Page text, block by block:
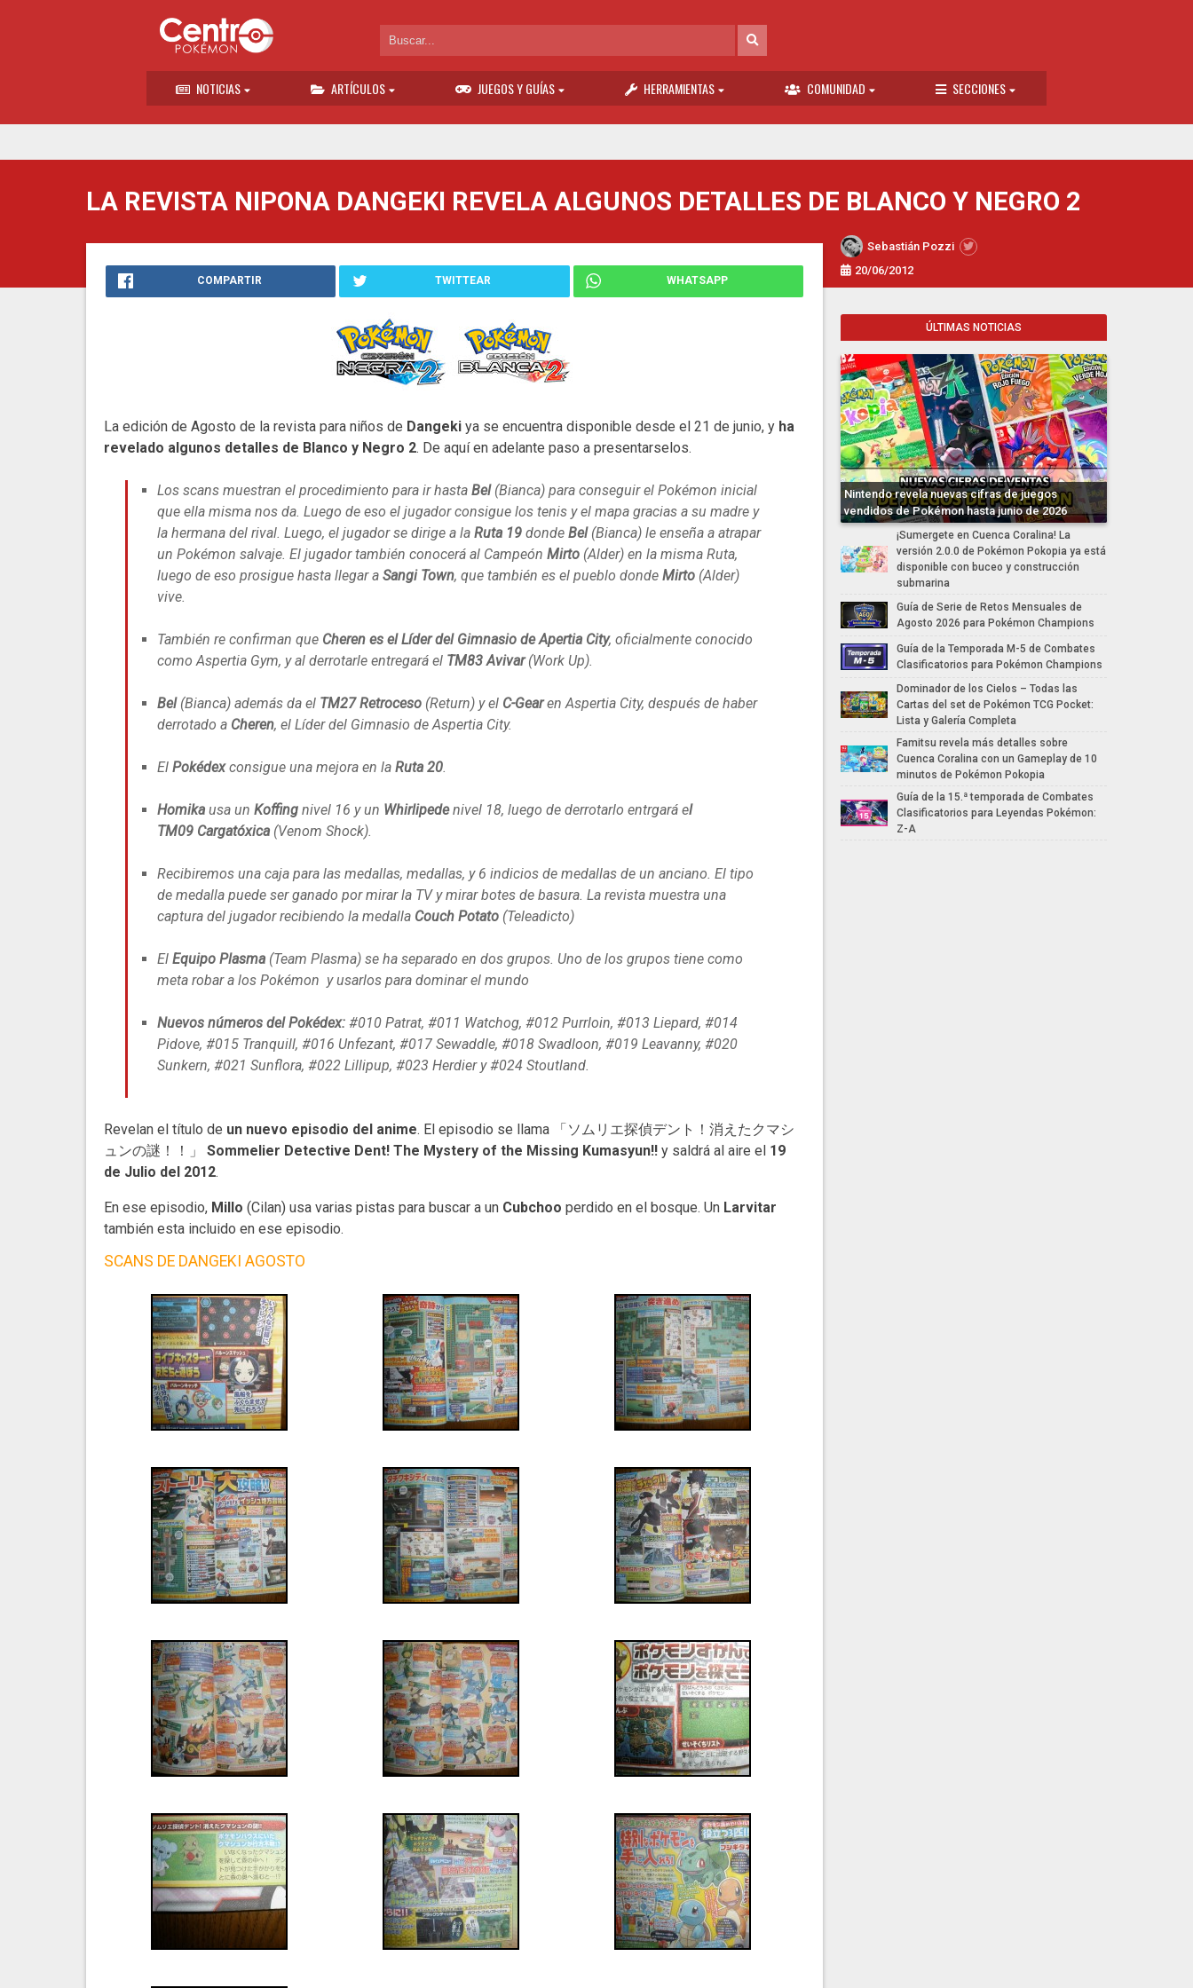
NOTICIAS ARTÍCULOS JUEGOS Y GUÍAS HERRAMIENTAS COMUNIDAD SECCIONES
LA REVISTA NIPONA DANGEKI REVELA ALGUNOS DETALLES DE BLANCO Y NEGRO 2
Sebastián Pozzi
20/06/2012
COMPARTIR TWITTEAR WHATSAPP
La edición de Agosto de la revista para niños de Dangeki ya se encuentra disponible desde el 21 de junio, y ha
revelado algunos detalles de Blanco y Negro 2. De aquí en adelante paso a presentarselos.
Los scans muestran el procedimiento para ir hasta Bel (Bianca) para conseguir el Pokémon inicial
que ella misma nos da. Luego de eso el jugador consigue los tenis y el mapa gracias a su madre y
la hermana del rival. Luego, el jugador se dirige a la Ruta 19 donde Bel (Bianca) le enseña a atrapar
un Pokémon salvaje. El jugador también conocerá al Campeón Mirto (Alder) en la misma Ruta,
luego de eso prosigue hasta llegar a Sangi Town, que también es el pueblo donde Mirto (Alder)
vive.
También re confirman que Cheren es el Líder del Gimnasio de Apertia City, oficialmente conocido
como Aspertia Gym, y al derrotarle entregará el TM83 Avivar(Work Up).
Bel (Bianca) además da el TM27 Retroceso (Return) y el C-Gearen Aspertia City, después de haber
derrotado a Cheren, el Líder del Gimnasio de Aspertia City.
El Pokédexconsigue una mejora en la Ruta 20.
Homika usa un Koffing nivel 16 y un Whirlipedenivel 18, luego de derrotarlo entrgará el
TM09 Cargatóxica (Venom Shock).
Recibiremos una caja para las medallas, medallas, y 6 indicios de medallas de un anciano. El tipo
de medalla puede ser ganado por mirar la TV y mirar botes de basura. La revista muestra una
captura del jugador recibiendo la medalla Couch Potato (Teleadicto)
El Equipo Plasma (Team Plasma) se ha separado en dos grupos. Uno de los grupos tiene como
meta robar a los Pokémon y usarlos para dominar el mundo
Nuevos números del Pokédex: #010 Patrat, #011 Watchog, #012 Purrloin, #013 Liepard, #014
Pidove, #015 Tranquill, #016 Unfezant, #017 Sewaddle, #018 Swadloon, #019 Leavanny, #020
Sunkern, #021 Sunflora, #022 Lillipup, #023 Herdier y #024 Stoutland.
Revelan el título de un nuevo episodio del anime. El episodio se llama 「ソムリエ探偵デント！消えたクマシ
ュンの謎！！」 Sommelier Detective Dent! The Mystery of the Missing Kumasyun!! y saldrá al aire el 19
de Julio del 2012.
En ese episodio, Millo (Cilan) usa varias pistas para buscar a un Cubchoo perdido en el bosque. Un Larvitar
también esta incluido en ese episodio.
SCANS DE DANGEKI AGOSTO
ÚLTIMAS NOTICIAS
Nintendo revela nuevas cifras de juegos
vendidos de Pokémon hasta junio de 2026
¡Sumergete en Cuenca Coralina! La
versión 2.0.0 de Pokémon Pokopia ya está
disponible con buceo y construcción
submarina
Guía de Serie de Retos Mensuales de
Agosto 2026 para Pokémon Champions
Guía de la Temporada M-5 de Combates
Clasificatorios para Pokémon Champions
Dominador de los Cielos – Todas las
Cartas del set de Pokémon TCG Pocket:
Lista y Galería Completa
Famitsu revela más detalles sobre
Cuenca Coralina con un Gameplay de 10
minutos de Pokémon Pokopia
Guía de la 15.ª temporada de Combates
Clasificatorios para Leyendas Pokémon:
Z-A